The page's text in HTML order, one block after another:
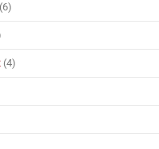
(6)
(4)